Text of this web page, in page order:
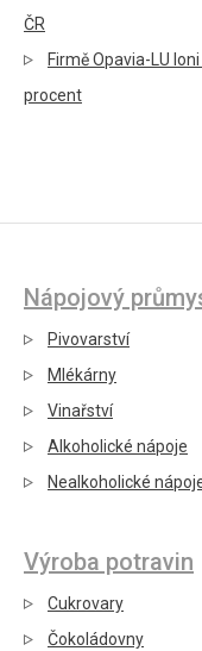
ČR
Firmě Opavia-LU
procent
Nápojový
Pivovarství
Mlékárny
Vinařství
Alkoholické nápoje
Nealkoholické
Výroba potravin
Cukrovary
Čokoládovny